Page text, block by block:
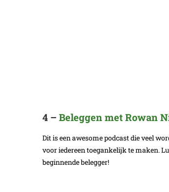
4 –Beleggen met Rowan
Dit is een awesome podcast die veel
voor iedereen toegankelijk te maken.
beginnende belegger!